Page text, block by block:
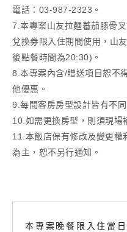
電話：03-987-2323。
7.本專案山友拉麵蕃茄豚骨
兌換券限入住期間使用，山
後點餐時間為20:30)。
8.本專案內含/贈送項目恕不
他優惠。
9.每間客房房型設計皆有不
10.如需更換房型，則須現場
11.本飯店保有修改及變更權
為主，恕不另行通知。
本專案晚餐限入住當